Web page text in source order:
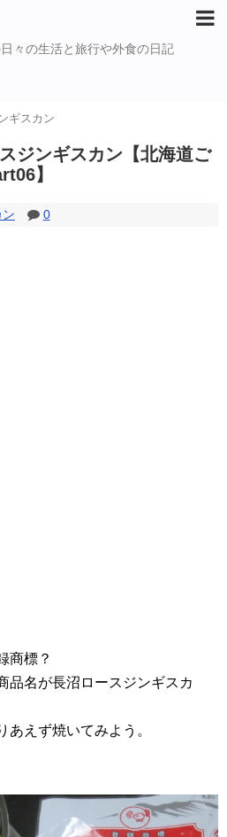
々の生活と旅行や外食の日記
ギスカン
ジンギスカン【北海道ご
】
0
商標？
品名が長沼ロースジンギスカ
あえず焼いてみよう。